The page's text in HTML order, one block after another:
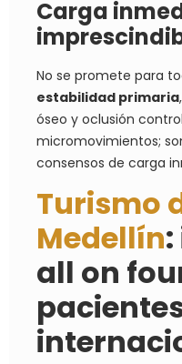
Carga
No se promete para
estabilidad primaria
óseo y oclusión
micromovimientos;
consensos de carga
Turismo
Medellín
all on